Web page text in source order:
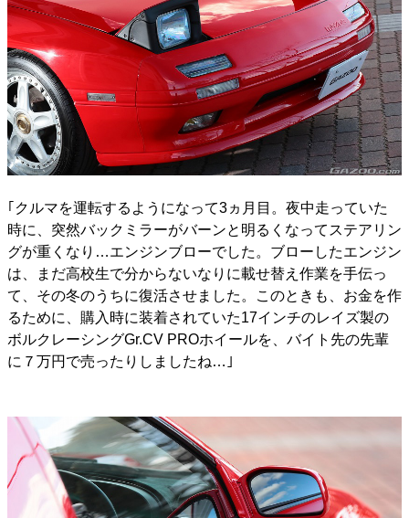
｢クルマを運転するようになって3ヵ月目。夜中走っていた
時に、突然バックミラーがバーンと明るくなってステアリン
グが重くなり…エンジンブローでした。ブローしたエンジン
は、まだ高校生で分からないなりに載せ替え作業を手伝っ
て、その冬のうちに復活させました。このときも、お金を作
るために、購入時に装着されていた17インチのレイズ製の
ボルクレーシングGr.CV PROホイールを、バイト先の先輩
に７万円で売ったりしましたね…｣